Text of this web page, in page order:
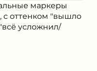
маркеры
оттенком "вышло
усложнил/